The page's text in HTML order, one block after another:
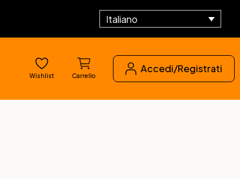
Italiano
Wishlist Carrello
Accedi/Registrati